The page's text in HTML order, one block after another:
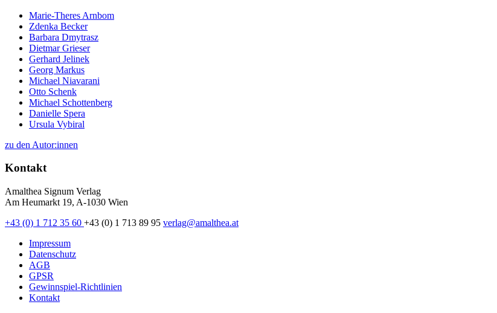
Marie-Theres Arnbom
Zdenka Becker
Barbara Dmytrasz
Dietmar Grieser
Gerhard Jelinek
Georg Markus
Michael Niavarani
Otto Schenk
Michael Schottenberg
Danielle Spera
Ursula Vybiral
zu den Autor:innen
Kontakt
Amalthea Signum Verlag
Am Heumarkt 19, A-1030 Wien
+43 (0) 1 712 35 60 +43 (0) 1 713 89 95 verlag@amalthea.at
Impressum
Datenschutz
AGB
GPSR
Gewinnspiel-Richtlinien
Kontakt